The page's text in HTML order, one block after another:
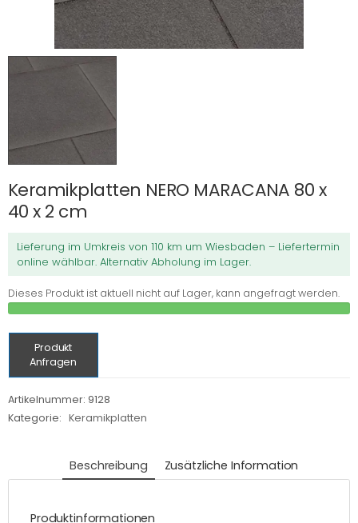
Keramikplatten NERO MARACANA 80 x
40 x 2 cm
Lieferung im Umkreis von 110 km um Wiesbaden – Liefertermin
online wählbar. Alternativ Abholung im Lager.
Dieses Produkt ist aktuell nicht auf Lager, kann angefragt werden.
Produkt
Anfragen
Artikelnummer: 9128
Kategorie:
Keramikplatten
Beschreibung Zusätzliche Information
Produktinformationen